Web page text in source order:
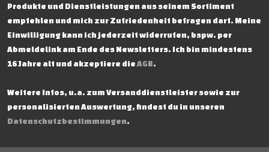
Produkte und Dienstleistungen aus seinem Sortiment
empfehlen und mich zur Zufriedenheit befragen darf. Meine
Einwilligung kann ich jederzeit widerrufen, bspw. per
Abmeldelink am Ende des Newsletters. Ich bin mindestens
16 Jahre alt und akzeptiere die AGB.
Weitere Infos, u.a. zum Versanddienstleister sowie zur
personalisierten Auswertung, findest du in unseren
Datenschutzbestimmungen.